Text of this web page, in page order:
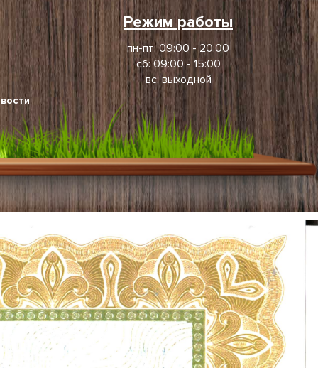
Режим работы
пн-пт: 09:00 - 20:00
сб: 09:00 - 15:00
вс: выходной